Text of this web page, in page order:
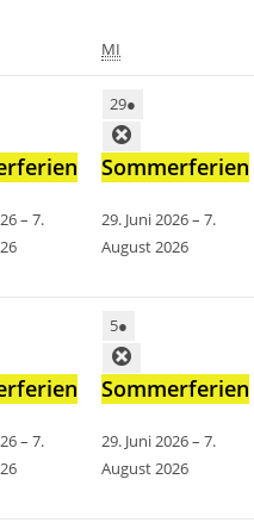
MIMITTWOCH
–7.
2929.
Juli
2026
●
Sommerferien
29. Juni 2026–7.
August 2026
–7.
55.
August
2026
●
Veranstaltung)
Sommerferien
29. Juni 2026–7.
August 2026